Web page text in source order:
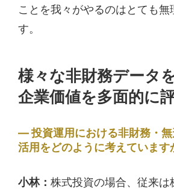
ことを我々がやるのはとても無
す。
様々な非財務データ
企業価値を多面的に
投資運用における非財務・
活用をどのように考えています
小林： 株式投資の場合、従来は